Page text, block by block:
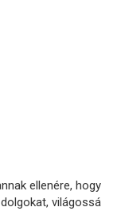
ellenére, hogy
világossá